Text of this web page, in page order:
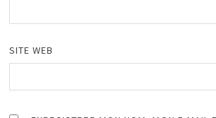
SITE WEB